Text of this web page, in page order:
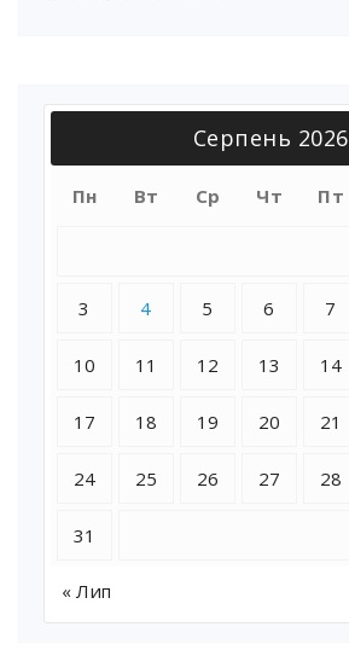
Серпень 2026
Пн Вт Ср Чт Пт
3 4 5 6 7
10 11 12 13 14
17 18 19 20 21
24 25 26 27 28
31
« Лип